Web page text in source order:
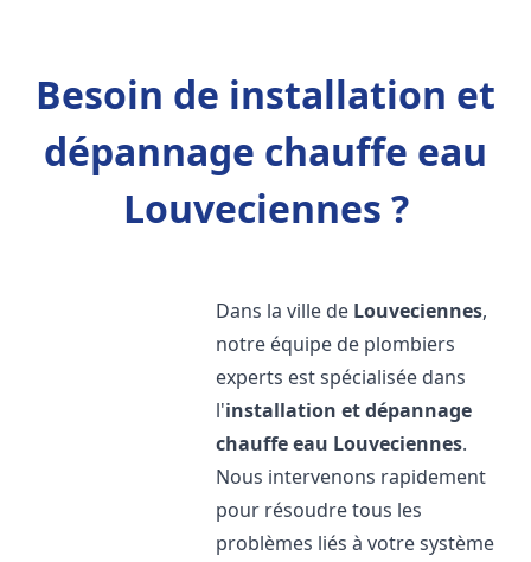
Besoin de installation et
dépannage chauffe eau
Louveciennes ?
Dans la ville de Louveciennes,
notre équipe de plombiers
experts est spécialisée dans
l'installation et dépannage
chauffe eau Louveciennes.
Nous intervenons rapidement
pour résoudre tous les
problèmes liés à votre système